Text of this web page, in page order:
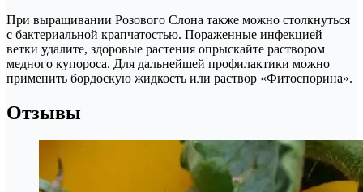
При выращивании Розового Слона также можно столкнуться
с бактериальной крапчатостью. Пораженные инфекцией
ветки удалите, здоровые растения опрыскайте раствором
медного купороса. Для дальнейшей профилактики можно
применить бордоскую жидкость или раствор «Фитоспорина».
Отзывы